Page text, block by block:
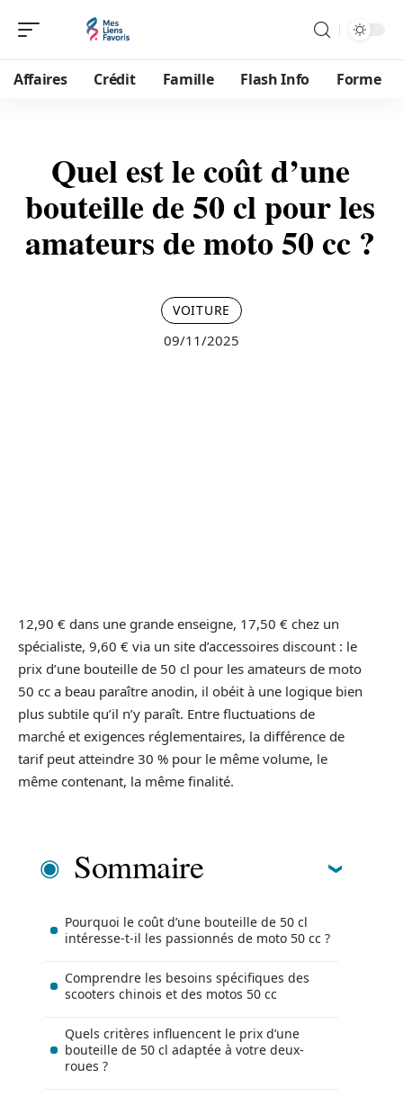
Affaires Crédit Famille Flash Info Forme
Quel est le coût d’une
bouteille de 50 cl pour les
amateurs de moto 50 cc ?
VOITURE
09/11/2025
12,90 € dans une grande enseigne, 17,50 € chez un
spécialiste, 9,60 € via un site d’accessoires discount : le
prix d’une bouteille de 50 cl pour les amateurs de moto
50 cc a beau paraître anodin, il obéit à une logique bien
plus subtile qu’il n’y paraît. Entre fluctuations de
marché et exigences réglementaires, la différence de
tarif peut atteindre 30 % pour le même volume, le
même contenant, la même finalité.
Sommaire
Pourquoi le coût d’une bouteille de 50 cl
intéresse-t-il les passionnés de moto 50 cc ?
Comprendre les besoins spécifiques des
scooters chinois et des motos 50 cc
Quels critères influencent le prix d’une
bouteille de 50 cl adaptée à votre deux-
roues ?